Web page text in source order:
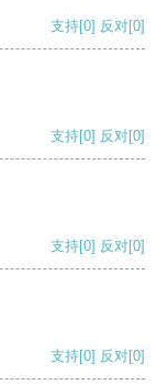
支持[0] 反对[0]
支持[0] 反对[0]
支持[0] 反对[0]
支持[0] 反对[0]